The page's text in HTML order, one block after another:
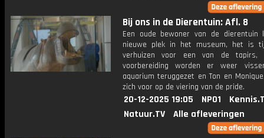
Bij ons in de Dierentuin: Afl. 8
Een oude bewoner van de dierentuin
nieuwe plek in het museum, het is
verhuizen voor een van de tapirs,
voorbereiding worden er weer
aquarium teruggezet en Ton en
zich voor op de viering van de pride.
20-12-2025 19:05 NPO1
Natuur.TV
Alle afleveringen